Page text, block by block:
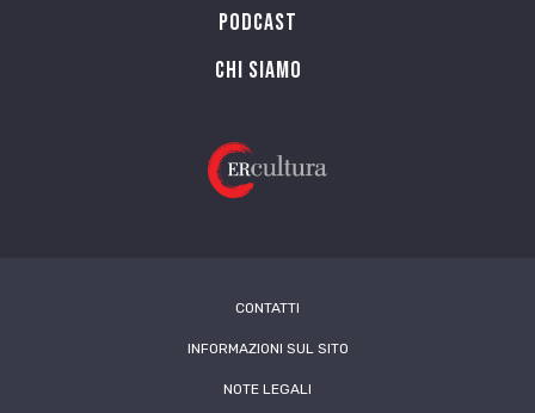
PODCAST
Chi siamo
CONTATTI
INFORMAZIONI SUL SITO
NOTE LEGALI